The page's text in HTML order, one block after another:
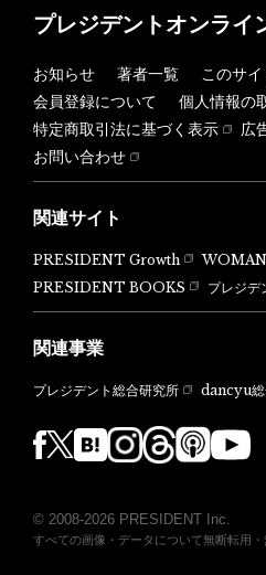
プレジデントオンライ
お知らせ 著者一覧
このサ
会員登録について
個人情報の
特定商取引法に基づく表示
広
お問い合わせ
関連サイト
PRESIDENT Growth WOMAN
PRESIDENT BOOKS
プレジ
関連事業
プレジデント総合研究所 dancyu総
© 2008-2026 PRESIDENT Inc.
すべての画像・データについて無断転用・